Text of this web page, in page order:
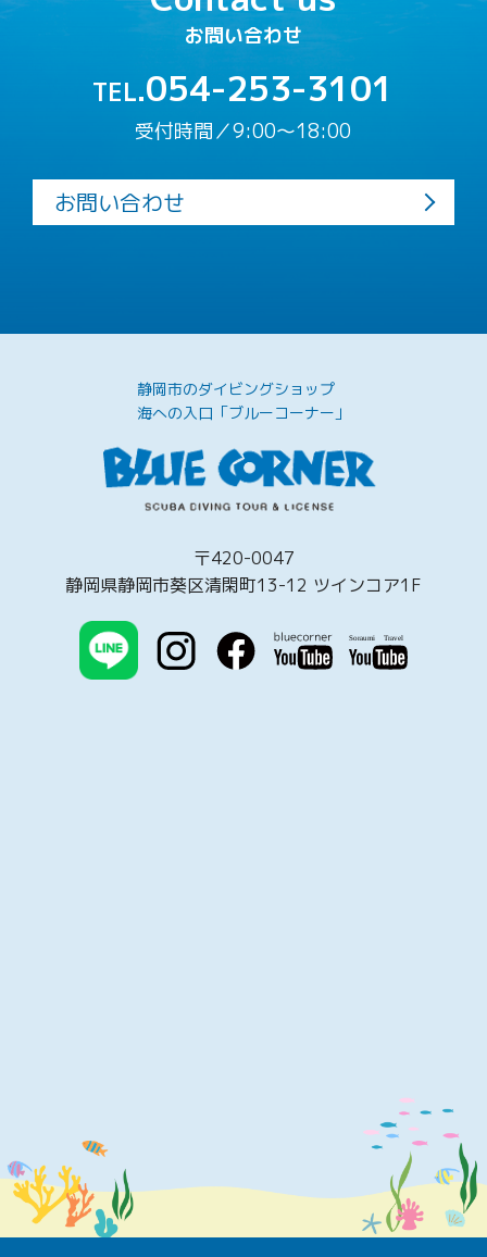
お問い合わせ
TEL.054-253-3101
受付時間／9:00〜18:00
お問い合わせ
静岡市のダイビングショップ
海への入口「ブルーコーナー」
〒420-0047
静岡県静岡市葵区清閑町13-12 ツインコア1F